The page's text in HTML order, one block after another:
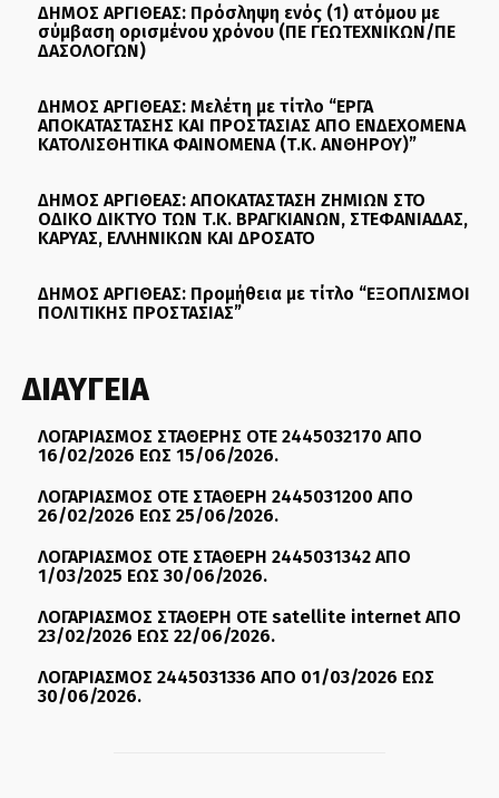
ΔΗΜΟΣ ΑΡΓΙΘΕΑΣ: Πρόσληψη ενός (1) ατόμου με
σύμβαση ορισμένου χρόνου (ΠΕ ΓΕΩΤΕΧΝΙΚΩΝ/ΠΕ
ΔΑΣΟΛΟΓΩΝ)
ΔΗΜΟΣ ΑΡΓΙΘΕΑΣ: Μελέτη με τίτλο “ΕΡΓΑ
ΑΠΟΚΑΤΑΣΤΑΣΗΣ ΚΑΙ ΠΡΟΣΤΑΣΙΑΣ ΑΠΟ ΕΝΔΕΧΟΜΕΝΑ
ΚΑΤΟΛΙΣΘΗΤΙΚΑ ΦΑΙΝΟΜΕΝΑ (Τ.Κ. ΑΝΘΗΡΟΥ)”
ΔΗΜΟΣ ΑΡΓΙΘΕΑΣ: ΑΠΟΚΑΤΑΣΤΑΣΗ ΖΗΜΙΩΝ ΣΤΟ
ΟΔΙΚΟ ΔΙΚΤΥΟ ΤΩΝ Τ.Κ. ΒΡΑΓΚΙΑΝΩΝ, ΣΤΕΦΑΝΙΑΔΑΣ,
ΚΑΡΥΑΣ, ΕΛΛΗΝΙΚΩΝ ΚΑΙ ΔΡΟΣΑΤΟ
ΔΗΜΟΣ ΑΡΓΙΘΕΑΣ: Προμήθεια με τίτλο “ΕΞΟΠΛΙΣΜΟΙ
ΠΟΛΙΤΙΚΗΣ ΠΡΟΣΤΑΣΙΑΣ”
ΔΙΑΥΓΕΙΑ
ΛΟΓΑΡΙΑΣΜΟΣ ΣΤΑΘΕΡΗΣ ΟΤΕ 2445032170 ΑΠΟ
16/02/2026 ΕΩΣ 15/06/2026.
ΛΟΓΑΡΙΑΣΜΟΣ ΟΤΕ ΣΤΑΘΕΡΗ 2445031200 ΑΠΟ
26/02/2026 ΕΩΣ 25/06/2026.
ΛΟΓΑΡΙΑΣΜΟΣ ΟΤΕ ΣΤΑΘΕΡΗ 2445031342 ΑΠΟ
1/03/2025 ΕΩΣ 30/06/2026.
ΛΟΓΑΡΙΑΣΜΟΣ ΣΤΑΘΕΡΗ ΟΤΕ satellite internet ΑΠΟ
23/02/2026 ΕΩΣ 22/06/2026.
ΛΟΓΑΡΙΑΣΜΟΣ 2445031336 ΑΠΟ 01/03/2026 ΕΩΣ
30/06/2026.